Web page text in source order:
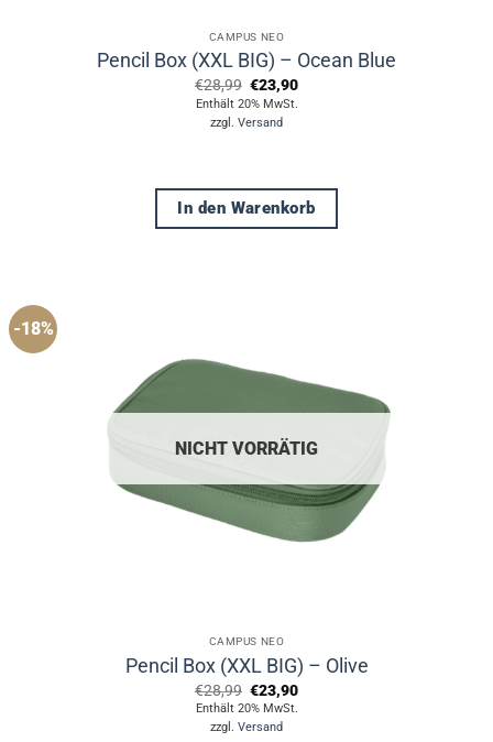
CAMPUS NEO
Pencil Box (XXL BIG) – Ocean Blue
€28,99 Ursprünglicher
Preis
war:
€28,99
€23,90Aktueller
Enthält 20% MwSt.
zzgl. Versand
In den Warenkorb
-18%
NICHT VORRÄTIG
CAMPUS NEO
Pencil Box (XXL BIG) – Olive
€28,99 Ursprünglicher
Preis
war:
€28,99
€23,90Aktueller
Enthält 20% MwSt.
zzgl. Versand